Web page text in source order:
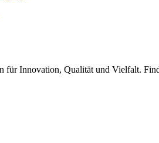
für Innovation, Qualität und Vielfalt.